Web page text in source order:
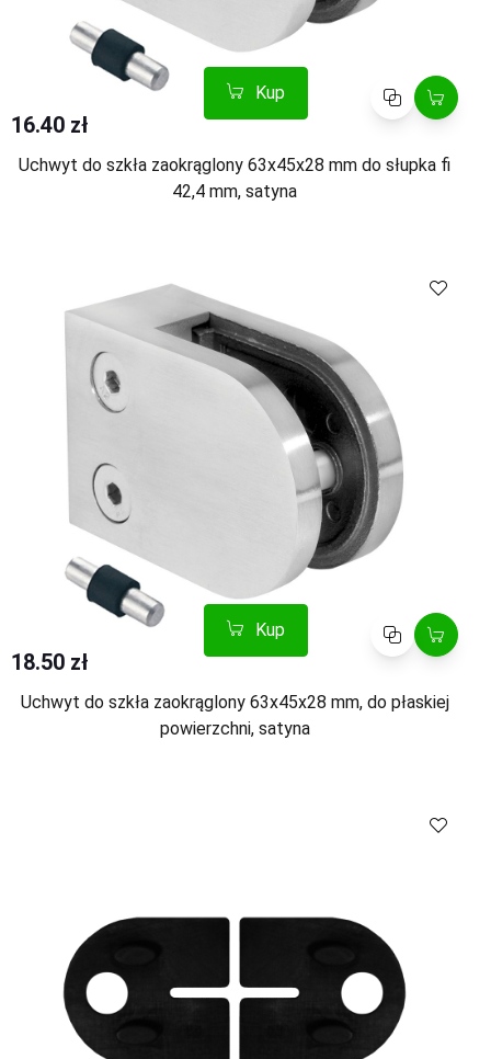
Kup Porównaj
16.40 zł
Uchwyt do szkła zaokrąglony 63x45x28 mm do słupka fi
42,4 mm, satyna
Kup Porównaj
18.50 zł
Uchwyt do szkła zaokrąglony 63x45x28 mm, do płaskiej
powierzchni, satyna